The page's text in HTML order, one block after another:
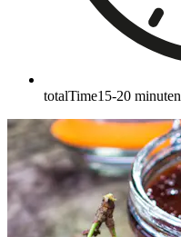
totalTime15-20 minuten